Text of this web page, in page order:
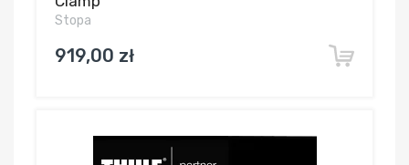
Stopa
919,00 zł